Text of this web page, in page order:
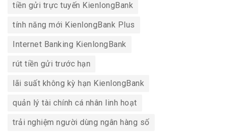
tiền gửi trực tuyến KienlongBank
tính năng mới KienlongBank Plus
Internet Banking KienlongBank
rút tiền gửi trước hạn
lãi suất không kỳ hạn KienlongBank
quản lý tài chính cá nhân linh hoạt
trải nghiệm người dùng ngân hàng số